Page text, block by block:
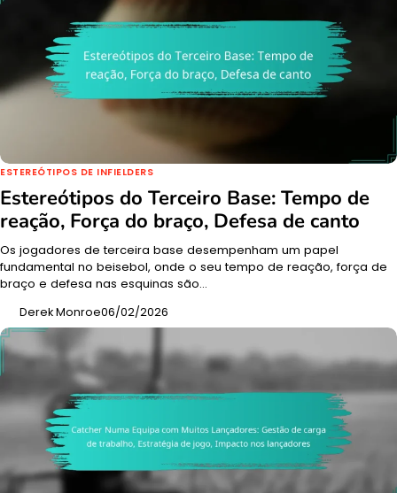
ESTEREÓTIPOS DE INFIELDERS
Estereótipos do Terceiro Base: Tempo de
reação, Força do braço, Defesa de canto
Os jogadores de terceira base desempenham um papel
fundamental no beisebol, onde o seu tempo de reação, força de
braço e defesa nas esquinas são…
Derek Monroe06/02/2026